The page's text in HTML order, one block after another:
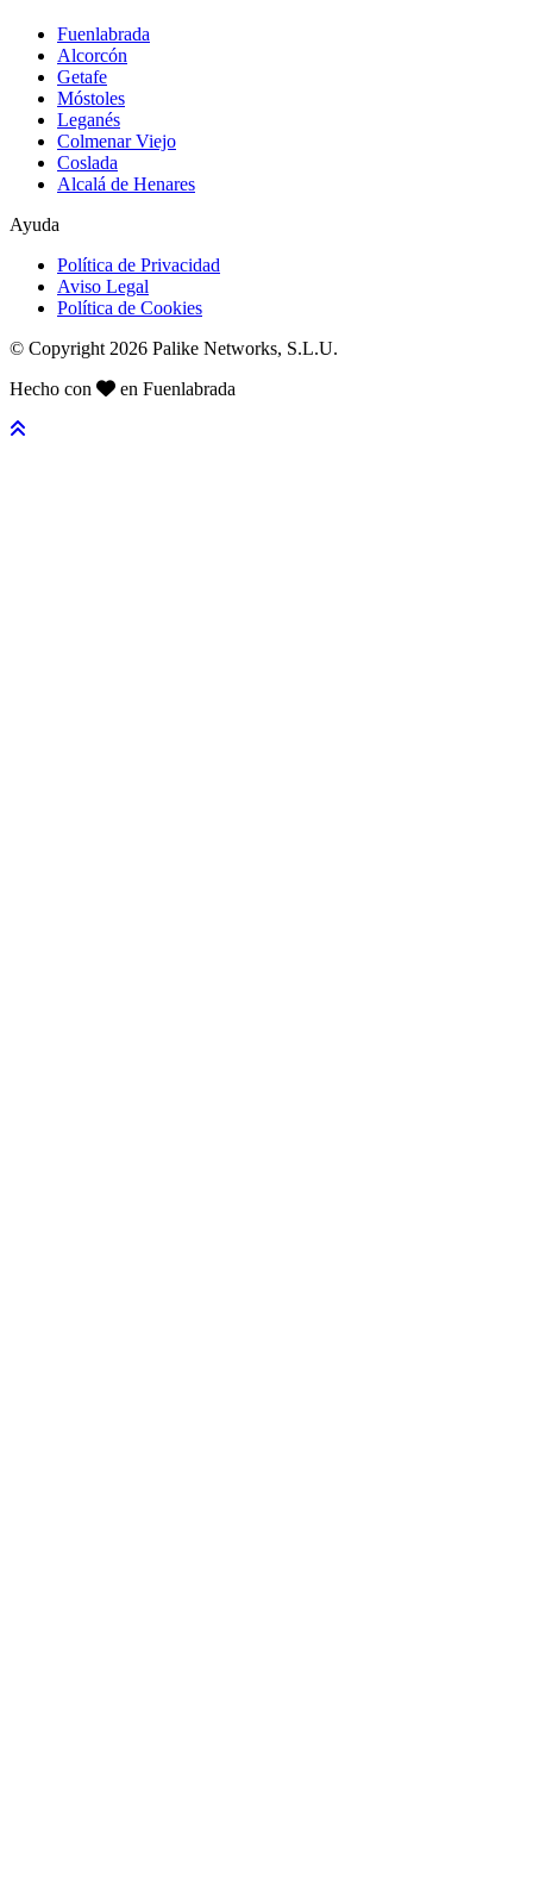
Fuenlabrada
Alcorcón
Getafe
Móstoles
Leganés
Colmenar Viejo
Coslada
Alcalá de Henares
Ayuda
Política de Privacidad
Aviso Legal
Política de Cookies
© Copyright 2026 Palike Networks, S.L.U.
Hecho con
en Fuenlabrada